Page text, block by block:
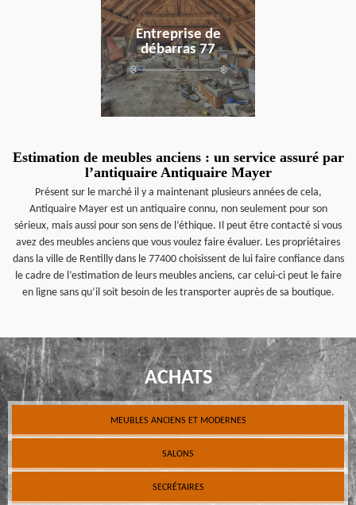
Entreprise de
débarras 77
Estimation de meubles anciens : un service assuré par
l’antiquaire Antiquaire Mayer
Présent sur le marché il y a maintenant plusieurs années de cela,
Antiquaire Mayer est un antiquaire connu, non seulement pour son
sérieux, mais aussi pour son sens de l’éthique. Il peut être contacté si vous
avez des meubles anciens que vous voulez faire évaluer. Les propriétaires
dans la ville de Rentilly dans le 77400 choisissent de lui faire confiance dans
le cadre de l’estimation de leurs meubles anciens, car celui-ci peut le faire
en ligne sans qu’il soit besoin de les transporter auprès de sa boutique.
ACHATS
MEUBLES ANCIENS ET MODERNES
SALONS
SECRÉTAIRES